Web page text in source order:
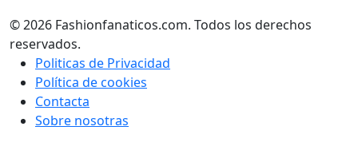
© 2026 Fashionfanaticos.com. Todos los derechos
reservados.
Politicas de Privacidad
Política de cookies
Contacta
Sobre nosotras